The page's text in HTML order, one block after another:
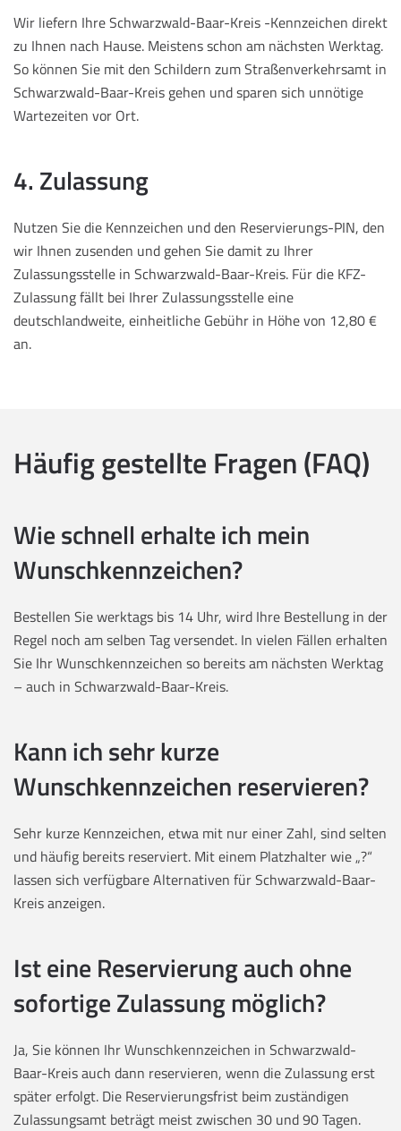
Wir liefern Ihre Schwarzwald-Baar-Kreis -Kennzeichen direkt
zu Ihnen nach Hause. Meistens schon am nächsten Werktag.
So können Sie mit den Schildern zum Straßenverkehrsamt in
Schwarzwald-Baar-Kreis gehen und sparen sich unnötige
Wartezeiten vor Ort.
4. Zulassung
Nutzen Sie die Kennzeichen und den Reservierungs-PIN, den
wir Ihnen zusenden und gehen Sie damit zu Ihrer
Zulassungsstelle in Schwarzwald-Baar-Kreis. Für die KFZ-
Zulassung fällt bei Ihrer Zulassungsstelle eine
deutschlandweite, einheitliche Gebühr in Höhe von 12,80 €
an.
Häufig gestellte Fragen (FAQ)
Wie schnell erhalte ich mein
Wunschkennzeichen?
Bestellen Sie werktags bis 14 Uhr, wird Ihre Bestellung in der
Regel noch am selben Tag versendet. In vielen Fällen erhalten
Sie Ihr Wunschkennzeichen so bereits am nächsten Werktag
– auch in Schwarzwald-Baar-Kreis.
Kann ich sehr kurze
Wunschkennzeichen reservieren?
Sehr kurze Kennzeichen, etwa mit nur einer Zahl, sind selten
und häufig bereits reserviert. Mit einem Platzhalter wie „?“
lassen sich verfügbare Alternativen für Schwarzwald-Baar-
Kreis anzeigen.
Ist eine Reservierung auch ohne
sofortige Zulassung möglich?
Ja, Sie können Ihr Wunschkennzeichen in Schwarzwald-
Baar-Kreis auch dann reservieren, wenn die Zulassung erst
später erfolgt. Die Reservierungsfrist beim zuständigen
Zulassungsamt beträgt meist zwischen 30 und 90 Tagen.